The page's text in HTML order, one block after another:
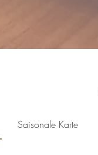
Saisonale Karte